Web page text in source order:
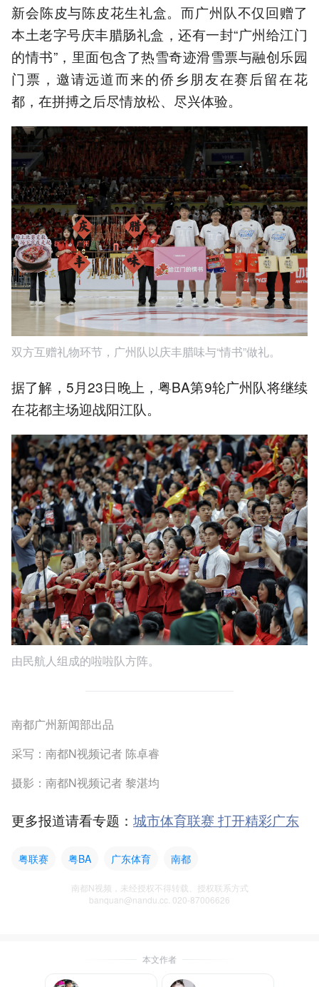
新会陈皮与陈皮花生礼盒。而广州队不仅回赠了
本土老字号庆丰腊肠礼盒，还有一封“广州给江门
的情书”，里面包含了热雪奇迹滑雪票与融创乐园
门票，邀请远道而来的侨乡朋友在赛后留在花
都，在拼搏之后尽情放松、尽兴体验。
双方互赠礼物环节，广州队以庆丰腊味与“情书”做礼。
据了解，5月23日晚上，粤BA第9轮广州队将继续
在花都主场迎战阳江队。
由民航人组成的啦啦队方阵。
南都广州新闻部出品
采写：南都N视频记者 陈卓睿
摄影：南都N视频记者 黎湛均
更多报道请看专题： 城市体育联赛 打开精彩广东
粤联赛 粤BA 广东体育 南都
南都N视频，未经授权不得转载、授权联系方式
banquan@nandu.cc. 020-87006626
本文作者